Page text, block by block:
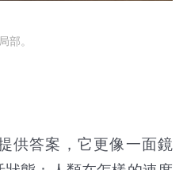
部。
供答案，它更像一面鏡